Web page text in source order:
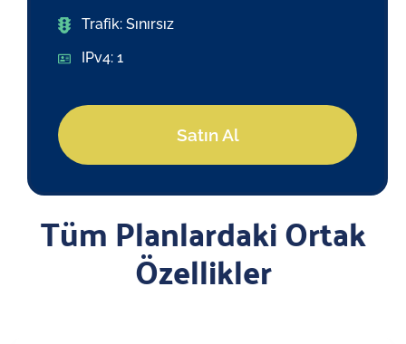
Trafik: Sınırsız
IPv4: 1
Satın Al
Tüm Planlardaki Ortak
Özellikler